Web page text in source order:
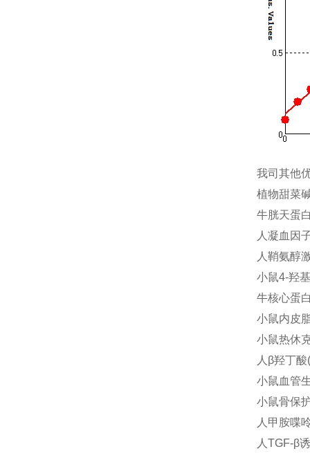
我司其他
植物甜菜
牛胱天蛋
人凝血
人鞘氨醇
小鼠4-羟
牛核心蛋
小鼠内皮
小鼠热休
人β羟丁
小鼠血管
小鼠骨保
人甲胺喋
人TGF-β